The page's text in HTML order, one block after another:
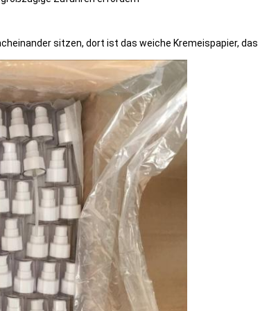
sitzen, dort ist das weiche Kremeispapier,